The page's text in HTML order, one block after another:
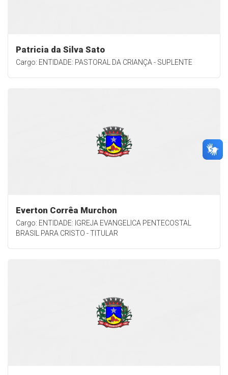
Patricia da Silva Sato
Cargo: ENTIDADE: PASTORAL DA CRIANÇA - SUPLENTE
Everton Corrêa Murchon
Cargo: ENTIDADE: IGREJA EVANGELICA PENTECOSTAL
BRASIL PARA CRISTO - TITULAR